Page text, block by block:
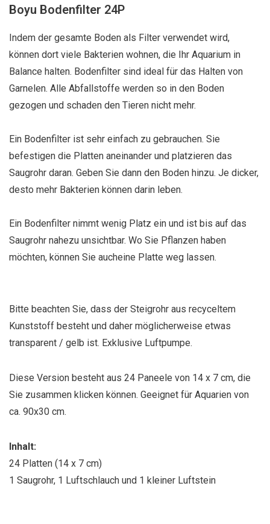
Boyu Bodenfilter 24P
Indem der gesamte Boden als Filter verwendet wird,
können dort viele Bakterien wohnen, die Ihr Aquarium in
Balance halten. Bodenfilter sind ideal für das Halten von
Garnelen. Alle Abfallstoffe werden so in den Boden
gezogen und schaden den Tieren nicht mehr.
Ein Bodenfilter ist sehr einfach zu gebrauchen. Sie
befestigen die Platten aneinander und platzieren das
Saugrohr daran. Geben Sie dann den Boden hinzu. Je dicker,
desto mehr Bakterien können darin leben.
Ein Bodenfilter nimmt wenig Platz ein und ist bis auf das
Saugrohr nahezu unsichtbar. Wo Sie Pflanzen haben
möchten, können Sie aucheine Platte weg lassen.
Bitte beachten Sie, dass der Steigrohr aus recyceltem
Kunststoff besteht und daher möglicherweise etwas
transparent / gelb ist. Exklusive Luftpumpe.
Diese Version besteht aus 24 Paneele von 14 x 7 cm, die
Sie zusammen klicken können. Geeignet für Aquarien von
ca. 90x30 cm.
Inhalt:
24 Platten (14 x 7 cm)
1 Saugrohr, 1 Luftschlauch und 1 kleiner Luftstein